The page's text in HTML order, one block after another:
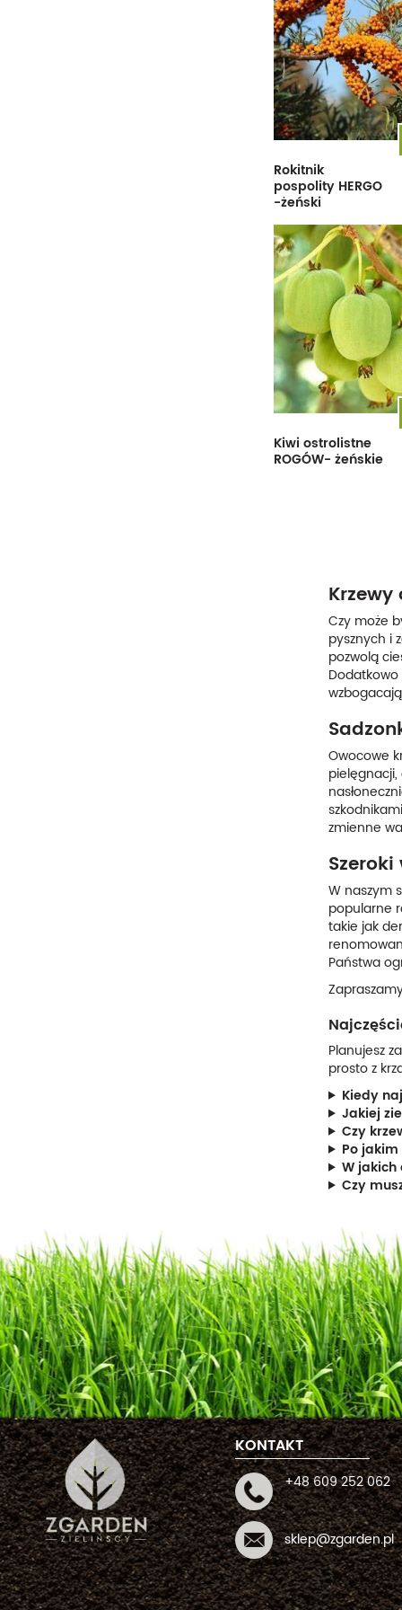
Rokitnik
pospolity HERGO
-żeński
Kiwi ostrolistne
ROGÓW- żeńskie
Czy może
pysznych i
pozwolą
Owocowe
zmienne
W naszym
popularne
takie jak
Państwa
Planujesz
prosto z
Kiedy
Jakiej
Czy
Po
W jakich
Czy
KONTAKT
+48 609 252 062
sklep@zgarden.pl